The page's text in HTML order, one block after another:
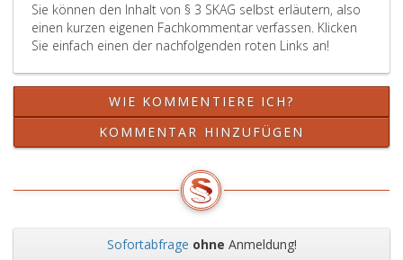
Sie können den Inhalt von § 3 SKAG selbst erläutern, also
einen kurzen eigenen Fachkommentar verfassen. Klicken
Sie einfach einen der nachfolgenden roten Links an!
WIE KOMMENTIERE ICH?
KOMMENTAR HINZUFÜGEN
Sofortabfrage ohne Anmeldung!